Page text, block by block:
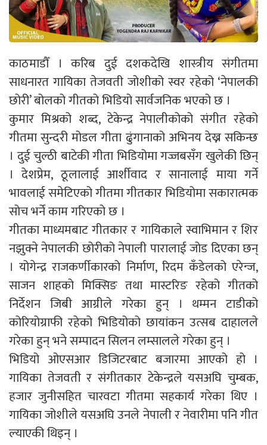
काठमाडौँ । करिब दुई दशकदेखि शास्त्रीय संगीतमा
साधनारत गायिका तेजवती जोशीको स्वर रहेको ‘नेपालकी
छोरी’ बोलको गीतको भिडियो सार्वजनिक भएको छ ।
कुमार मिश्रको शब्द, टेकेन्द्र नेपालीकोको संगीत रहेको
गीतमा सुन्दरी मोडल गीता ढुंगानाको अभिनय देख्न सकिन्छ
। दुई चुल्ठी बाटेकी गीता भिडियोमा गज्जबसँग खुलेकी छिन्
। देशप्रेम, ठूलालाई आर्शीवाद र सानालाई माया गर्ने
भावलाई समेटिएको गीतमा गीतकार भिडियोमा सकारात्मक
सोच भर्ने काम गरिएको छ ।
गीतका माध्यमबाट गीतकार र गायिकाले स्वाभिमान र शिर
नझुक्ने नेपालकी छोरीको नेपाली पारालाई जोड दिएका छन्
। योगेन्द्र राजकर्णीकारको निर्माण, रिदम कँडेलको एरेन्ज,
साजन शाहको मिक्सिङ तथा मास्टरिङ रहेको गीतको
निर्देशन जिबी आग्रीले गरेका हुन् । थम्मन टाडीको
कोरियोग्राफी रहेको भिडियोको छायांकन उत्सब दाहालले
गरेका हुन् भने सम्पादन सिलन लम्सालले गरेका हुन् ।
भिडियो ओएसआर डिजिटरबाट बजारमा आएको हो ।
गायिका तेजवती र संगीतकार टेकेन्द्रले यसअघि चुम्बक,
हजार जुनीसहित चारवटा गीतमा सहकार्य गरेका थिए ।
गायिका जोशीले यसअघि उनले नेपाली र नेवारीमा पनि गीत
ल्याएकी थिइन् ।